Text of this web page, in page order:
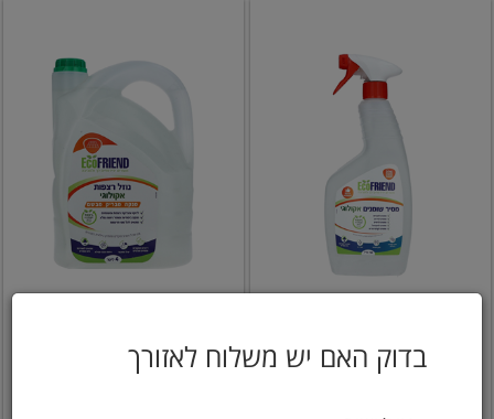
בדוק האם יש משלוח לאזורך